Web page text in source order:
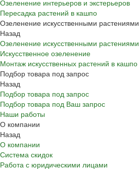
Озеленение интерьеров и экстерьеров
Пересадка растений в кашпо
Озеленение искусственными растениями
Назад
Озеленение искусственными растениями
Искусственное озеленение
Монтаж искусственных растений в кашпо
Подбор товара под запрос
Назад
Подбор товара под запрос
Подбор товара под Ваш запрос
Наши работы
О компании
Назад
О компании
Система скидок
Работа с юридическими лицами